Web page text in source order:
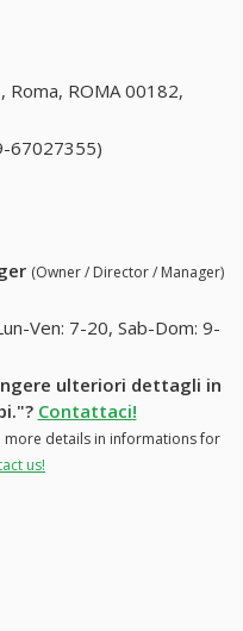
Roma, ROMA 00182,
67027355)
(Owner / Director / Manager)
Ven: 7-20, Sab-Dom: 9-
ulteriori dettagli in
Contattaci!
details in informations for
us!